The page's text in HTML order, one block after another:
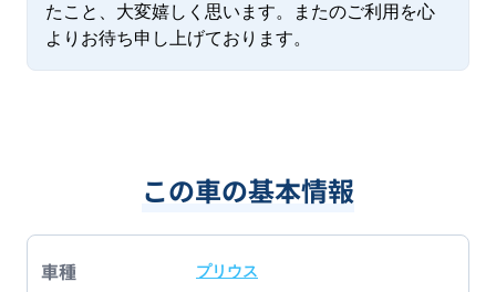
たこと、大変嬉しく思います。またのご利用を心
よりお待ち申し上げております。
この車の基本情報
車種 プリウス